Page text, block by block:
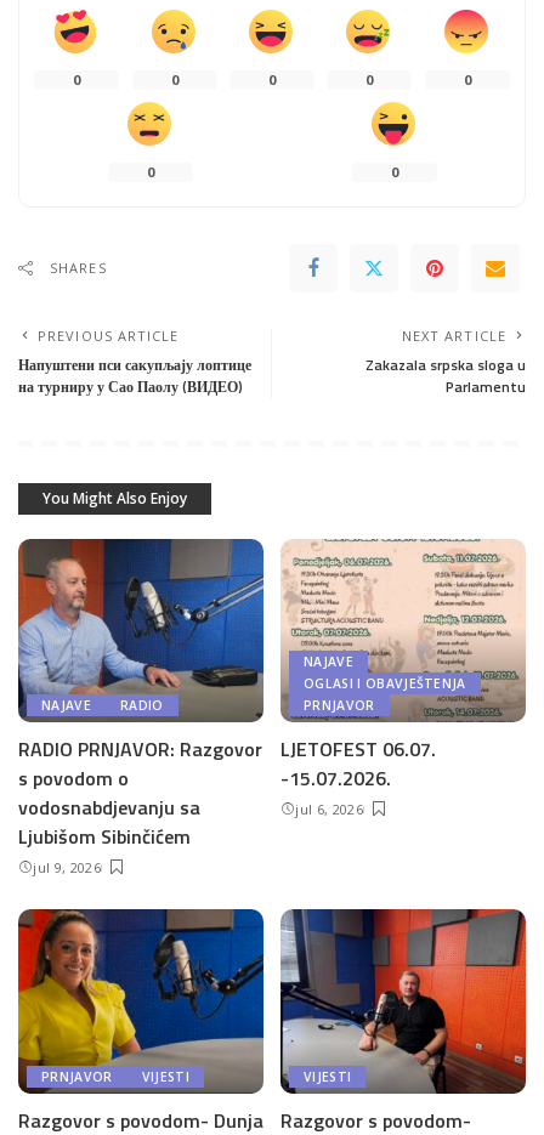
0 0 0 0 0
0 0
SHARES
PREVIOUS ARTICLE
Напуштени пси сакупљају лоптице
на турниру у Сао Паолу (ВИДЕО)
NEXT ARTICLE
Zakazala srpska sloga u
Parlamentu
You Might Also Enjoy
NAJAVE RADIO
RADIO PRNJAVOR: Razgovor
s povodom o
vodosnabdjevanju sa
Ljubišom Sibinčićem
jul 9, 2026
NAJAVE
OGLASI I OBAVJEŠTENJA
PRNJAVOR
LJETOFEST 06.07.
-15.07.2026.
jul 6, 2026
PRNJAVOR VIJESTI
Razgovor s povodom- Dunja
VIJESTI
Razgovor s povodom-